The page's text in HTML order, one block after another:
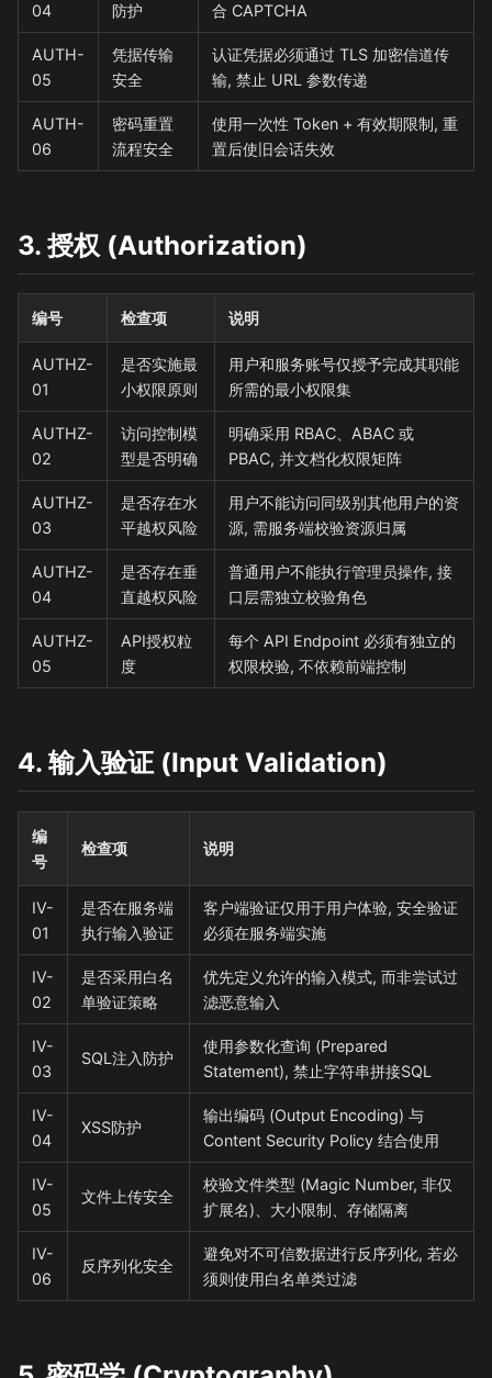
04
防护
合 CAPTCHA
AUTH-
05
凭据传输
安全
认证凭据必须通过 TLS 加密信道传
输, 禁止 URL 参数传递
AUTH-
06
密码重置
流程安全
使用一次性 Token + 有效期限制, 重
置后使旧会话失效
3. 授权 (Authorization)
编号 检查项 说明
AUTHZ-
01
是否实施最
小权限原则
用户和服务账号仅授予完成其职能
所需的最小权限集
AUTHZ-
02
访问控制模
型是否明确
明确采用 RBAC、ABAC 或
PBAC, 并文档化权限矩阵
AUTHZ-
03
是否存在水
平越权风险
用户不能访问同级别其他用户的资
源, 需服务端校验资源归属
AUTHZ-
04
是否存在垂
直越权风险
普通用户不能执行管理员操作, 接
口层需独立校验角色
AUTHZ-
05
API授权粒
度
每个 API Endpoint 必须有独立的
权限校验, 不依赖前端控制
4. 输入验证 (Input Validation)
编
号
检查项 说明
IV-
01
是否在服务端
执行输入验证
客户端验证仅用于用户体验, 安全验证
必须在服务端实施
IV-
02
是否采用白名
单验证策略
优先定义允许的输入模式, 而非尝试过
滤恶意输入
IV-
03
SQL注入防护
使用参数化查询 (Prepared
Statement), 禁止字符串拼接SQL
IV-
04
XSS防护
输出编码 (Output Encoding) 与
Content Security Policy 结合使用
IV-
05
文件上传安全
校验文件类型 (Magic Number, 非仅
扩展名)、大小限制、存储隔离
IV-
06
反序列化安全
避免对不可信数据进行反序列化, 若必
须则使用白名单类过滤